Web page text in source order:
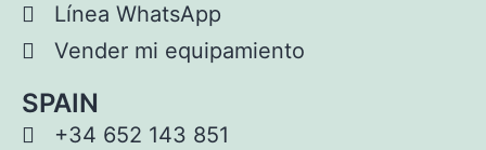
Línea WhatsApp
Vender mi equipamiento
SPAIN
+34 652 143 851